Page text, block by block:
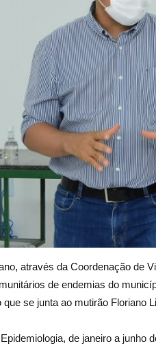
através da Coordenação de
de endemias do
se junta ao mutirão Floriano
de janeiro a junho